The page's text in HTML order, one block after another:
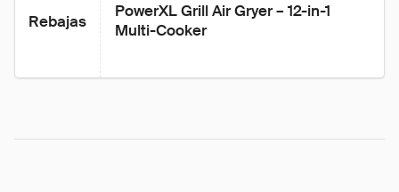
Rebajas
PowerXL Grill Air Gryer – 12-in-1
Multi-Cooker